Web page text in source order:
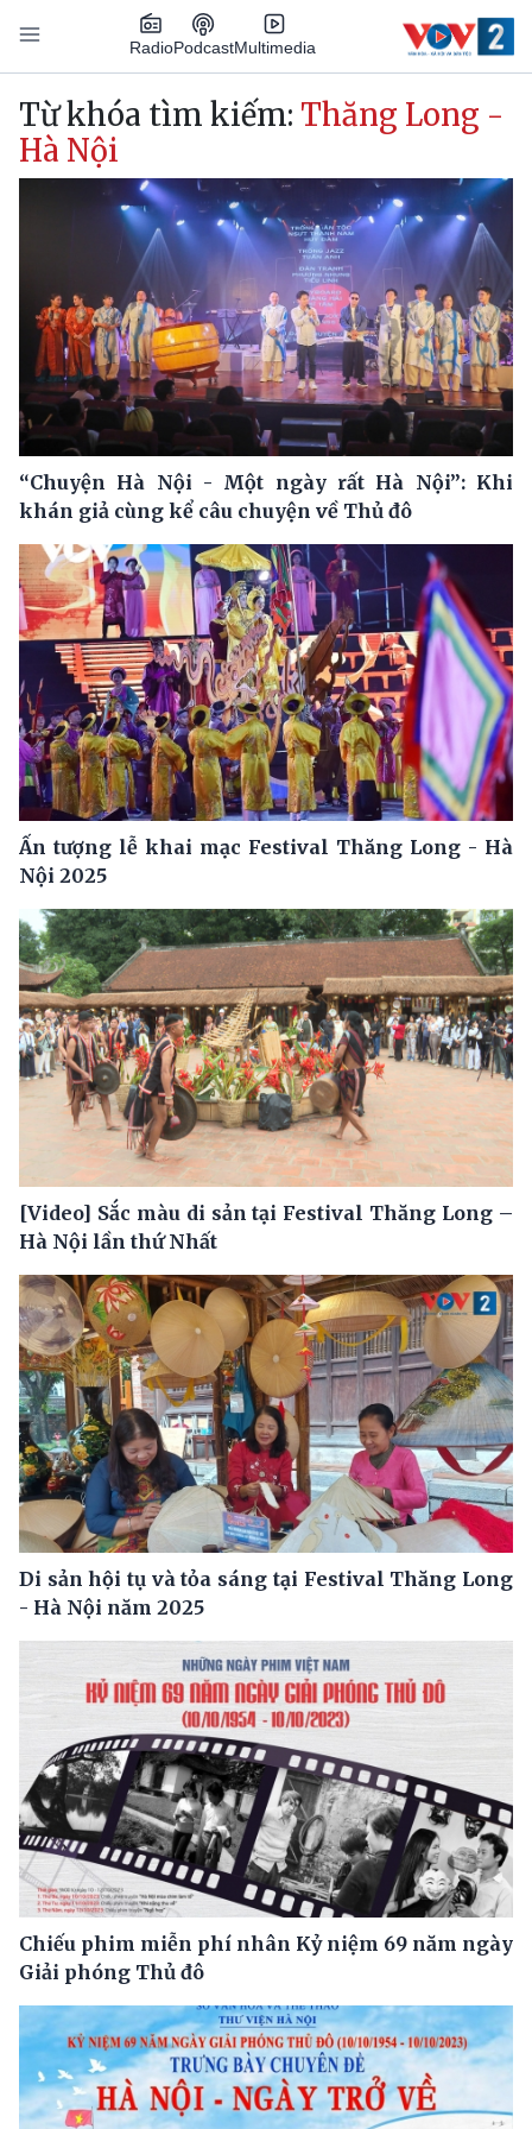
Nhảy đến nội dung
RadioPodcastMultimedia
Main navigation
Từ khóa tìm kiếm: Thăng Long -
Hà Nội
“Chuyện Hà Nội - Một ngày rất Hà Nội”: Khi
khán giả cùng kể câu chuyện về Thủ đô
Ấn tượng lễ khai mạc Festival Thăng Long - Hà
Nội 2025
[Video] Sắc màu di sản tại Festival Thăng Long –
Hà Nội lần thứ Nhất
Di sản hội tụ và tỏa sáng tại Festival Thăng Long
- Hà Nội năm 2025
Chiếu phim miễn phí nhân Kỷ niệm 69 năm ngày
Giải phóng Thủ đô